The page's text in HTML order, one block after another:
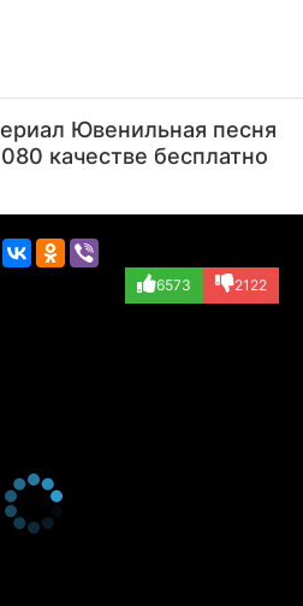
(озвучка)
Ювенильная песня
качестве бесплатно
6573 2122